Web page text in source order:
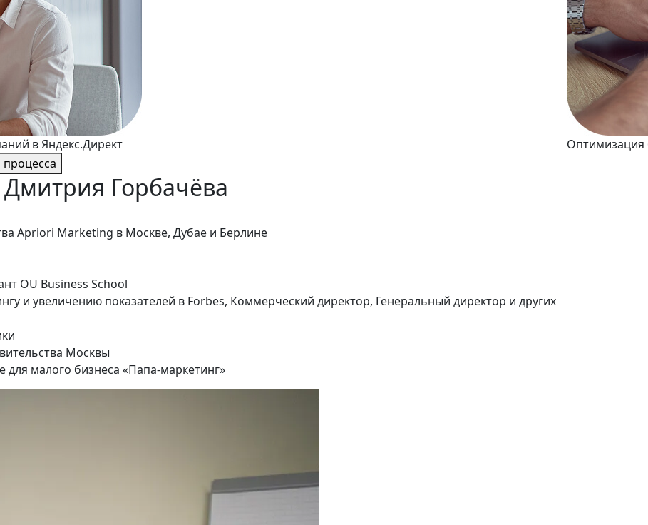
в Яндекс.Директ
Оптимизация
Дмитрия Горбачёва
Apriori Marketing в Москве, Дубае и Берлине
OU Business School
и увеличению показателей в Forbes, Коммерческий директор, Генеральный директор и других
Москвы
малого бизнеса «Папа-маркетинг»